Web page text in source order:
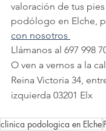
valoración de tus
podólogo en Elche,
con nosotros
Llámanos al 697 998
O ven a vernos a la
Reina Victoria 34,
izquierda 03201 Elx
clinica podologica en Elche